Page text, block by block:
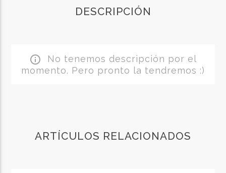
DESCRIPCIÓN
info_outline No tenemos descripción por el
momento. Pero pronto la tendremos :)
ARTÍCULOS RELACIONADOS